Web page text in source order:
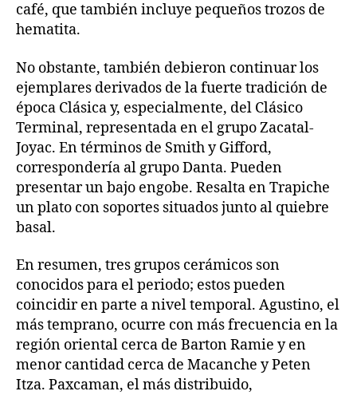
café, que también incluye pequeños trozos de
hematita.
No obstante, también debieron continuar los
ejemplares derivados de la fuerte tradición de
época Clásica y, especialmente, del Clásico
Terminal, representada en el grupo Zacatal-
Joyac. En términos de Smith y Gifford,
correspondería al grupo Danta. Pueden
presentar un bajo engobe. Resalta en Trapiche
un plato con soportes situados junto al quiebre
basal.
En resumen, tres grupos cerámicos son
conocidos para el periodo; estos pueden
coincidir en parte a nivel temporal. Agustino, el
más temprano, ocurre con más frecuencia en la
región oriental cerca de Barton Ramie y en
menor cantidad cerca de Macanche y Peten
Itza. Paxcaman, el más distribuido,